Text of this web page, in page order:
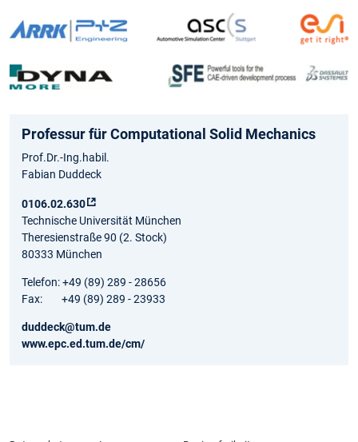
Professur für Computational Solid Mechanics
Prof.Dr.-Ing.habil.
Fabian Duddeck
0106.02.630
Technische Universität München
Theresienstraße 90 (2. Stock)
80333 München
Telefon: +49 (89) 289 - 28656
Fax: +49 (89) 289 - 23933
duddeck@tum.de
www.epc.ed.tum.de/cm/